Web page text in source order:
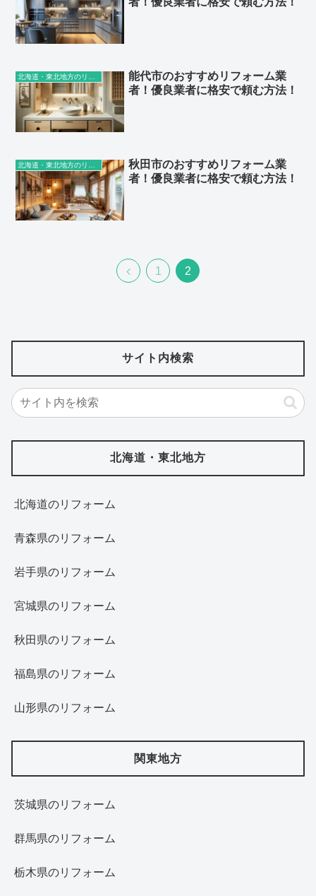
能代市のおすすめリフォーム業
者！優良業者に格安で頼む方法！
秋田市のおすすめリフォーム業
者！優良業者に格安で頼む方法！
前
1 2
サイト内検索
北海道・東北地方
北海道‎のリフォーム
青森県のリフォーム
岩手県のリフォーム
宮城県のリフォーム
秋田県のリフォーム
福島県のリフォーム
山形県のリフォーム
関東地方
茨城県のリフォーム
群馬県のリフォーム
栃木県のリフォーム